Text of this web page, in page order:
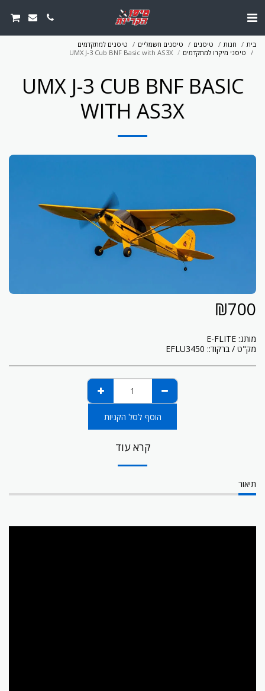
בית חנות טיסנים טיסנים חשמליים
טיסנים למתקדמים
טיסני מיקרו למתקדמים
UMX J-3 Cub BNF Basic with AS3X
UMX J-3 CUB BNF BASIC
WITH AS3X
₪700
מותג: E-FLITE
מק"ט / ברקוד:: EFLU3450
הוסף לסל הקניות
קרא עוד
תיאור